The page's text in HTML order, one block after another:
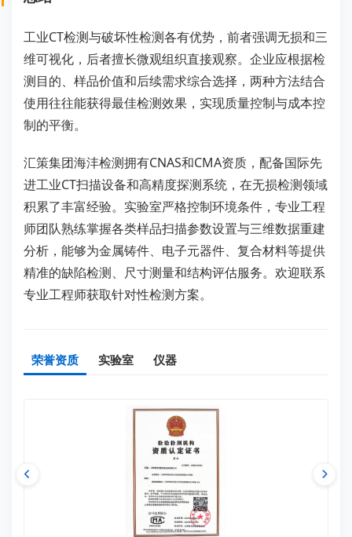
工业CT检测与破坏性检测各有优势，前者强调无损和三
维可视化，后者擅长微观组织直接观察。企业应根据检
测目的、样品价值和后续需求综合选择，两种方法结合
使用往往能获得最佳检测效果，实现质量控制与成本控
制的平衡。
汇策集团海沣检测拥有CNAS和CMA资质，配备国际先
进工业CT扫描设备和高精度探测系统，在无损检测领域
积累了丰富经验。实验室严格控制环境条件，专业工程
师团队熟练掌握各类样品扫描参数设置与三维数据重建
分析，能够为金属铸件、电子元器件、复合材料等提供
精准的缺陷检测、尺寸测量和结构评估服务。欢迎联系
专业工程师获取针对性检测方案。
荣誉资质 实验室 仪器